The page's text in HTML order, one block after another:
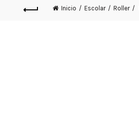
Inicio Escolar Roller